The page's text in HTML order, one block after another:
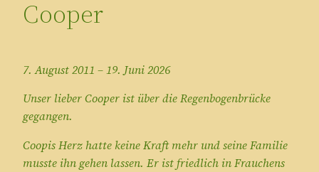
Cooper
7. August 2011 – 19. Juni 2026
Unser lieber Cooper ist über die Regenbogenbrücke
gegangen.
Coopis Herz hatte keine Kraft mehr und seine Familie
musste ihn gehen lassen. Er ist friedlich in Frauchens